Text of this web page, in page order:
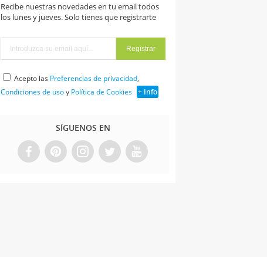
Recibe nuestras novedades en tu email todos
los lunes y jueves. Solo tienes que registrarte
Acepto las Preferencias de privacidad,
Condiciones de usoy Política de Cookies + Info
SÍGUENOS EN